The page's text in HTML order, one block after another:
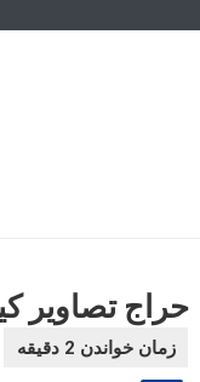
حراج تصاویر